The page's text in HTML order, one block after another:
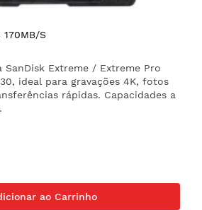
S
SanDisk Extreme / Extreme Pro
ideal para gravações 4K, fotos
rápidas. Capacidades a
ao Carrinho